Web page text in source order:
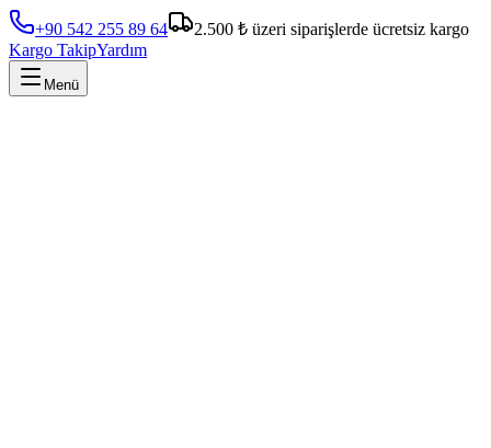
+90 542 255 89 64
2.500 ₺ üzeri siparişlerde ücretsiz kargo
Kargo TakipYardım
Menü